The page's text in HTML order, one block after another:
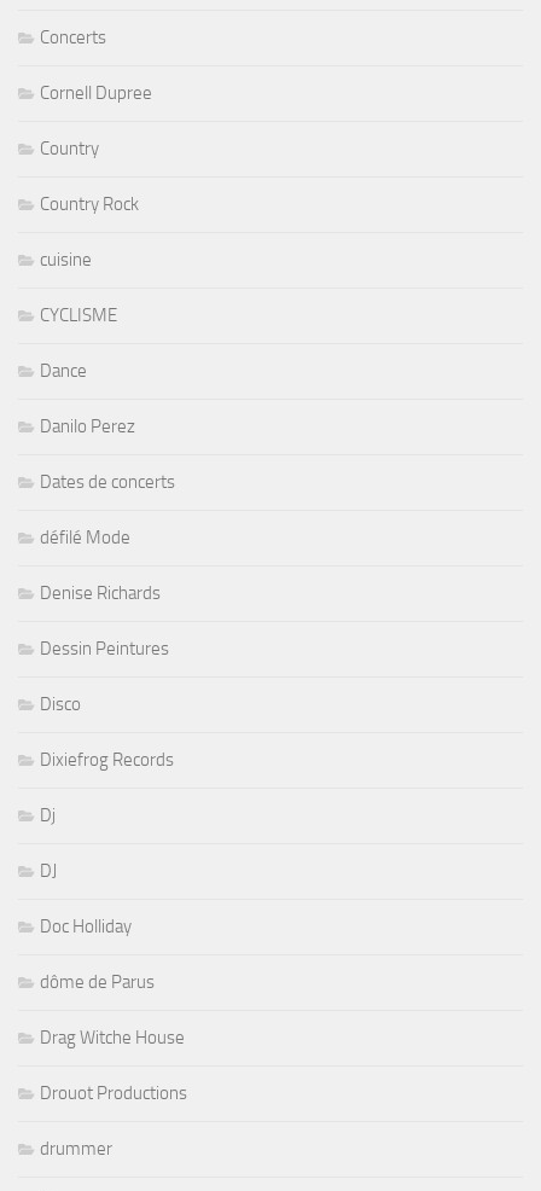
Concerts
Cornell Dupree
Country
Country Rock
cuisine
CYCLISME
Dance
Danilo Perez
Dates de concerts
défilé Mode
Denise Richards
Dessin Peintures
Disco
Dixiefrog Records
Dj
DJ
Doc Holliday
dôme de Parus
Drag Witche House
Drouot Productions
drummer